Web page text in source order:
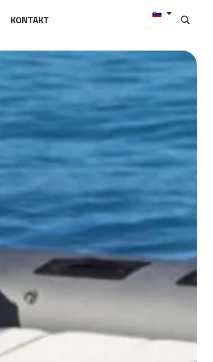
KONTAKT